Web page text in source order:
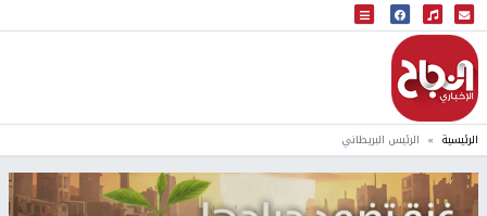
البث المباشر
إذاعة النجاح
الرئيسية الرئيس البريطاني